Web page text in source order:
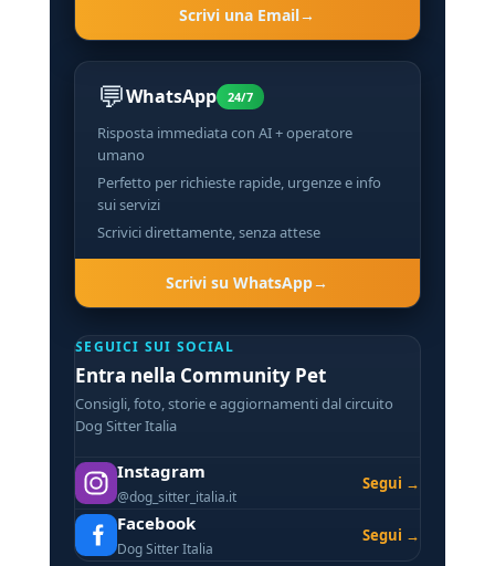
Scrivi una Email
💬WhatsApp 24/7
Risposta immediata con AI + operatore
umano
Perfetto per richieste rapide, urgenze e info
sui servizi
Scrivici direttamente, senza attese
Scrivi su WhatsApp
SEGUICI SUI SOCIAL
Entra nella Community Pet
Consigli, foto, storie e aggiornamenti dal circuito
Dog Sitter Italia
Instagram
@dog_sitter_italia.it
Segui →
Facebook
Dog Sitter Italia
Segui →